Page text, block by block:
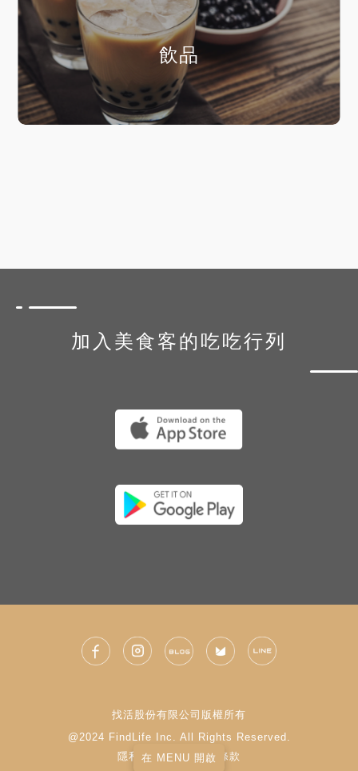
飲品
在 MENU 開啟
加入美食客的吃吃行列
找活股份有限公司版權所有
@2024 FindLife Inc. All Rights Reserved.
隱私權政策
| 使用條款